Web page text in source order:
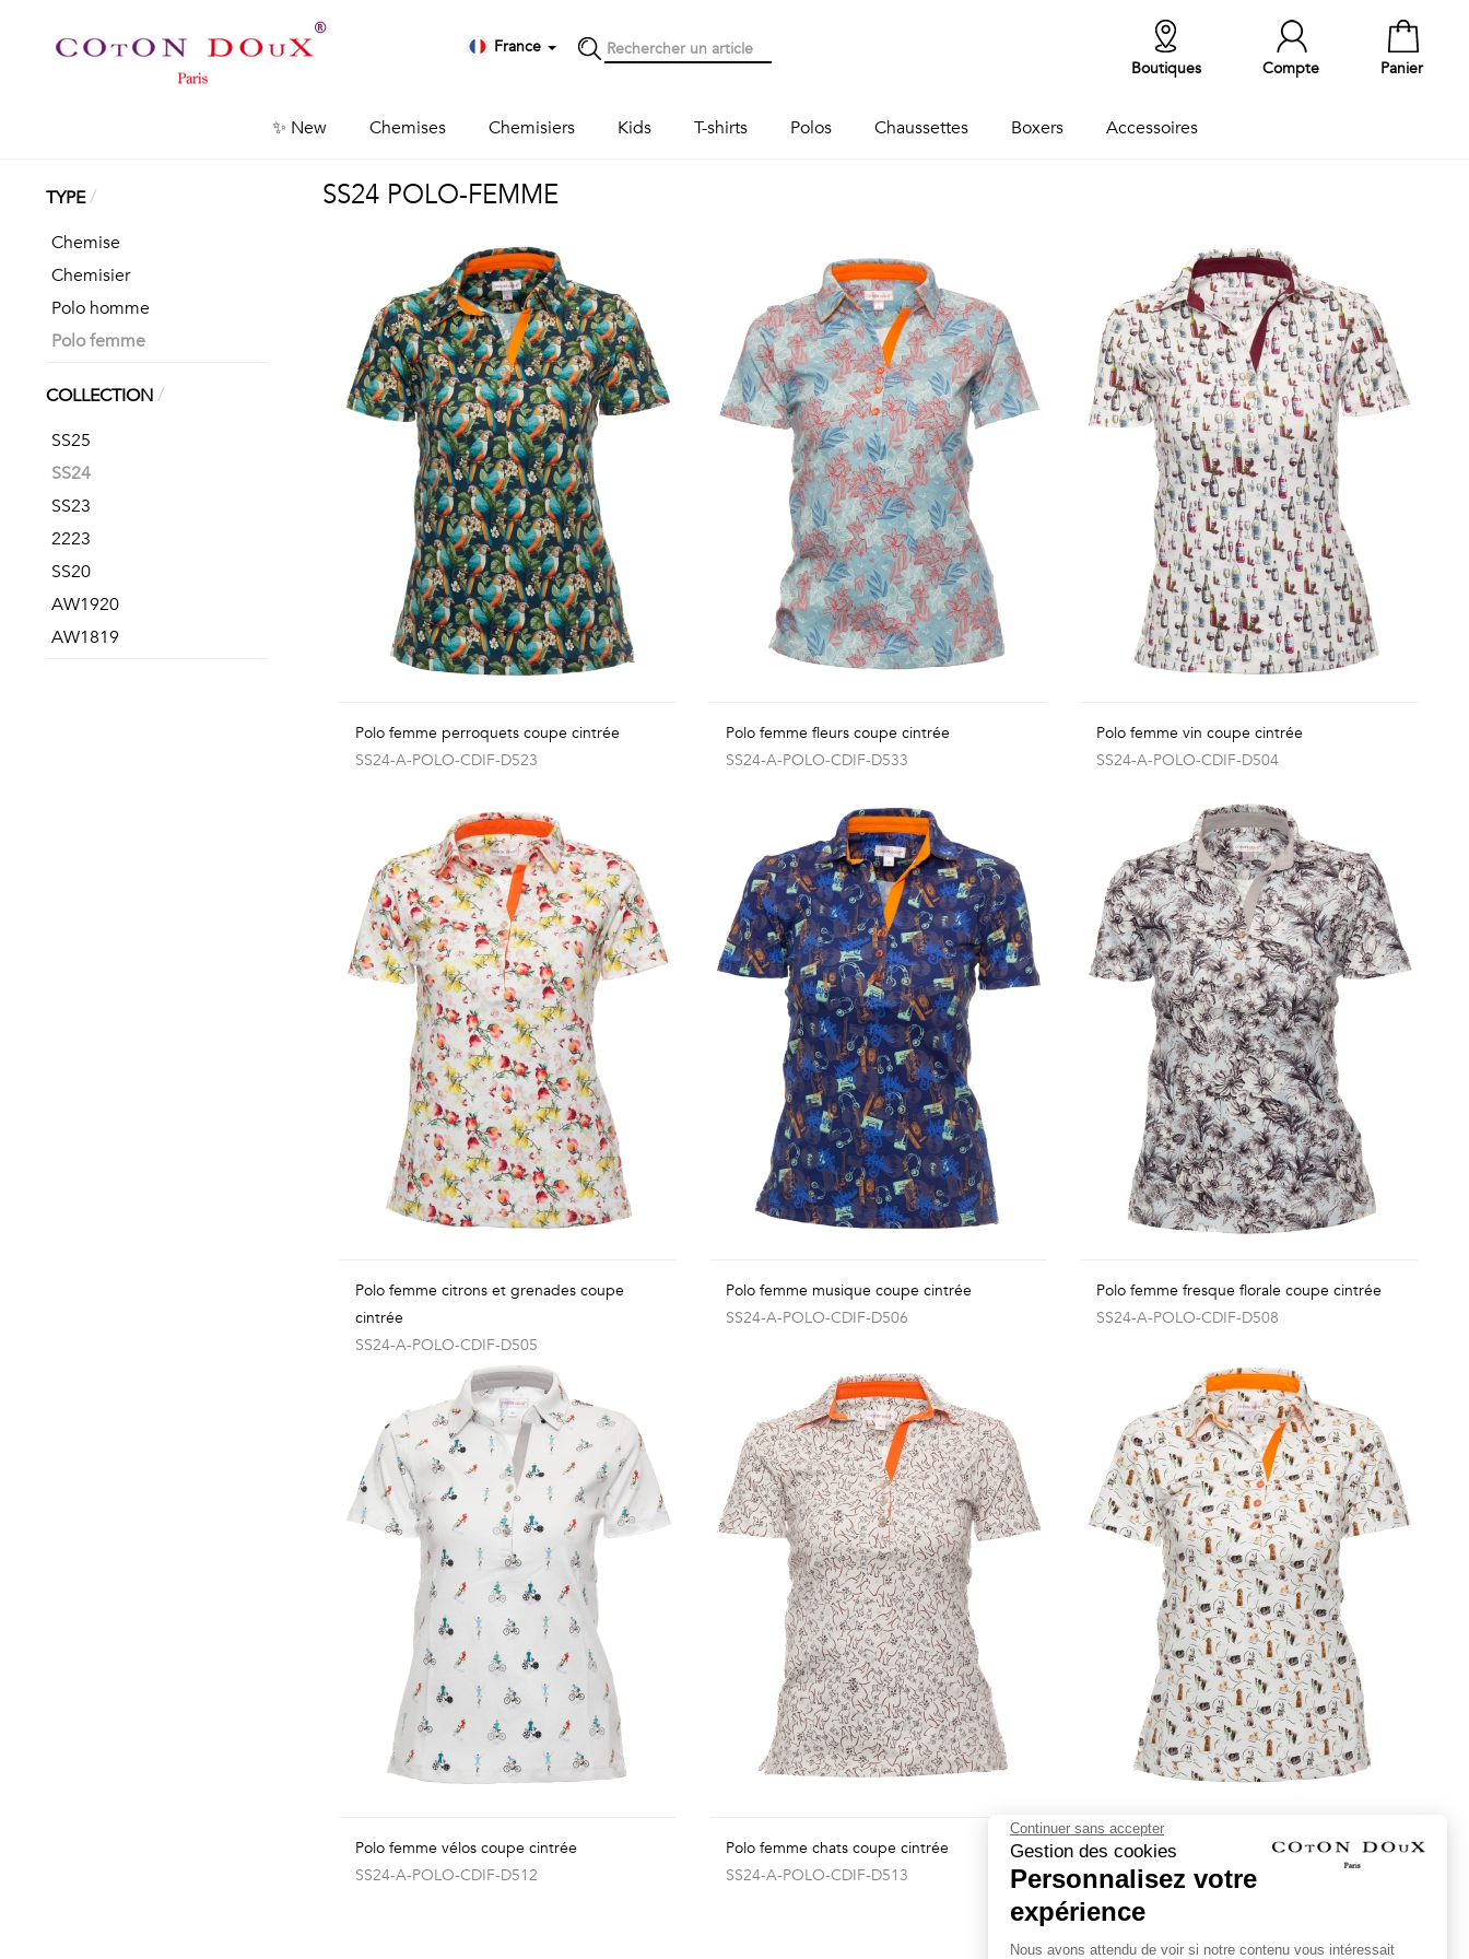
France
Panier
Compte
Boutiques
✨ New Chemises Chemisiers Kids T-shirts Polos Chaussettes Boxers Accessoires
TYPE/
Chemise
Chemisier
Polo homme
Polo femme
COLLECTION/
SS25
SS24
SS23
2223
SS20
AW1920
AW1819
SS24 POLO-FEMME
Polo femme perroquets coupe cintrée
SS24-A-POLO-CDIF-D523
Polo femme fleurs coupe cintrée
SS24-A-POLO-CDIF-D533
Polo femme vin coupe cintrée
SS24-A-POLO-CDIF-D504
Polo femme citrons et grenades coupe
cintrée
SS24-A-POLO-CDIF-D505
Polo femme musique coupe cintrée
SS24-A-POLO-CDIF-D506
Polo femme fresque florale coupe cintrée
SS24-A-POLO-CDIF-D508
Polo femme vélos coupe cintrée
SS24-A-POLO-CDIF-D512
Polo femme chats coupe cintrée
SS24-A-POLO-CDIF-D513
Polo femme chiens coupe cintrée
SS24-A-POLO-CDIF-D536
Continuer sans accepter
Gestion des cookies
Personnalisez votre
expérience
Nous avons attendu de voir si notre contenu vous intéressait